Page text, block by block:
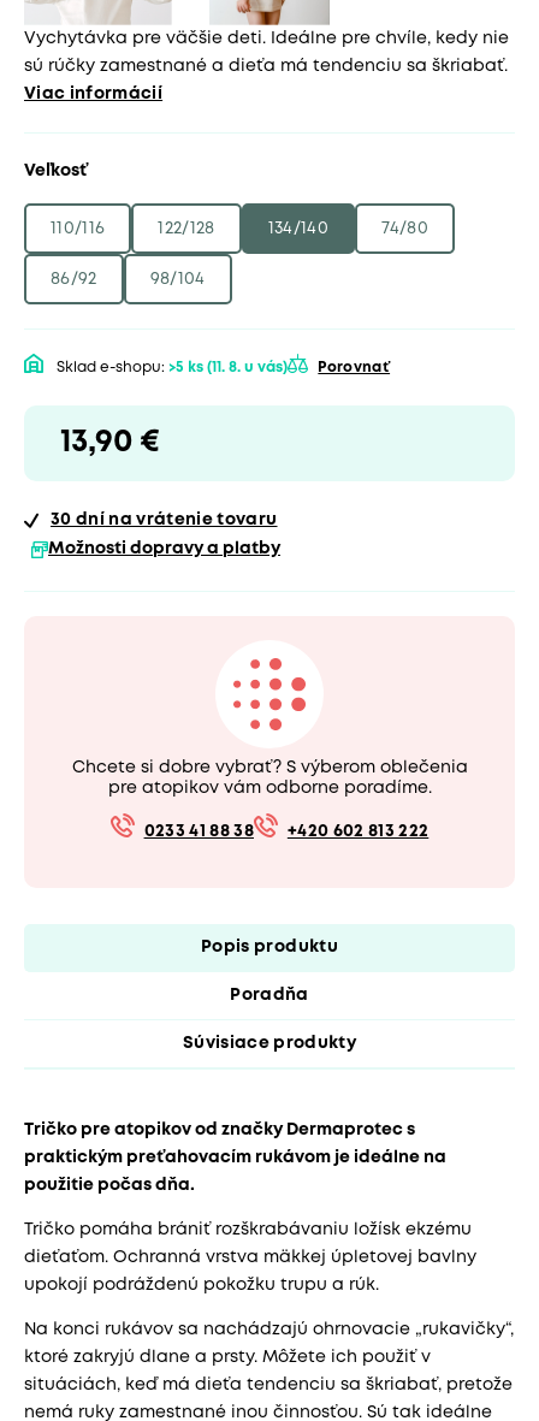
Vychytávka pre väčšie deti. Ideálne pre chvíle, kedy nie
sú rúčky zamestnané a dieťa má tendenciu sa škriabať.
Viac informácií
Veľkosť
110/116 122/128 134/140 74/80
86/92 98/104
Sklad e-shopu: >5 ks (11. 8. u vás) Porovnať
13,90 €
30 dní na vrátenie tovaru
Možnosti dopravy a platby
Chcete si dobre vybrať? S výberom oblečenia
pre atopikov vám odborne poradíme.
0233 41 88 38 +420 602 813 222
Popis produktu
Poradňa
Súvisiace produkty
Tričko pre atopikov od značky Dermaprotec s
praktickým preťahovacím rukávom je ideálne na
použitie počas dňa.
Tričko pomáha brániť rozškrabávaniu ložísk ekzému
dieťaťom. Ochranná vrstva mäkkej úpletovej bavlny
upokojí podráždenú pokožku trupu a rúk.
Na konci rukávov sa nachádzajú ohrnovacie „rukavičky“,
ktoré zakryjú dlane a prsty. Môžete ich použiť v
situáciách, keď má dieťa tendenciu sa škriabať, pretože
nemá ruky zamestnané inou činnosťou. Sú tak ideálne